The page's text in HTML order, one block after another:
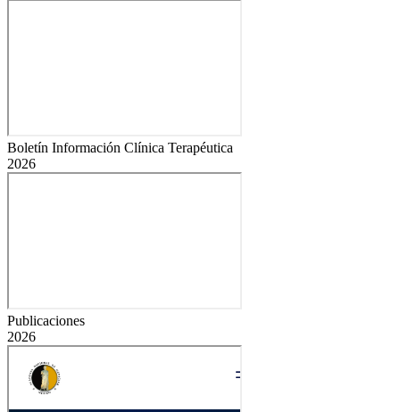
Boletín Información Clínica Terapéutica
2026
Publicaciones
2026